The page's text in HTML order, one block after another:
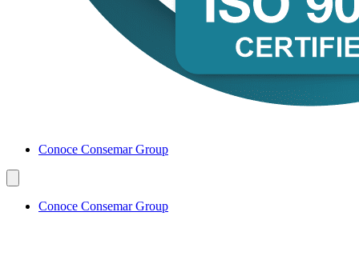
Conoce Consemar Group
Conoce Consemar Group